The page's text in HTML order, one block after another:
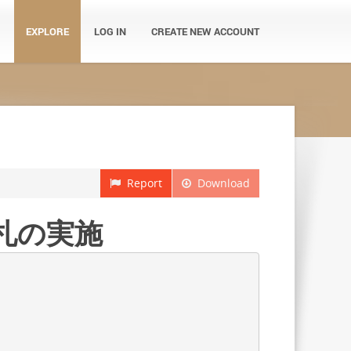
EXPLORE LOG IN CREATE NEW ACCOUNT
Download
Report
の実施